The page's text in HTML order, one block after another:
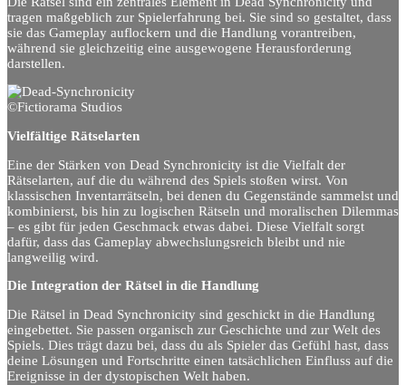
tragen maßgeblich zur Spielerfahrung bei. Sie sind so gestaltet, dass
sie das Gameplay auflockern und die Handlung vorantreiben,
während sie gleichzeitig eine ausgewogene Herausforderung
darstellen.
©Fictiorama Studios
Vielfältige Rätselarten
Eine der Stärken von Dead Synchronicity ist die Vielfalt der
Rätselarten, auf die du während des Spiels stoßen wirst. Von
klassischen Inventarrätseln, bei denen du Gegenstände sammelst und
kombinierst, bis hin zu logischen Rätseln und moralischen Dilemmas
– es gibt für jeden Geschmack etwas dabei. Diese Vielfalt sorgt
dafür, dass das Gameplay abwechslungsreich bleibt und nie
langweilig wird.
Die Integration der Rätsel in die Handlung
Die Rätsel in Dead Synchronicity sind geschickt in die Handlung
eingebettet. Sie passen organisch zur Geschichte und zur Welt des
Spiels. Dies trägt dazu bei, dass du als Spieler das Gefühl hast, dass
deine Lösungen und Fortschritte einen tatsächlichen Einfluss auf die
Ereignisse in der dystopischen Welt haben.